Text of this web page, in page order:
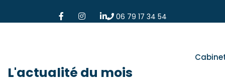
06 79 17 34 54
L'actualité du mois